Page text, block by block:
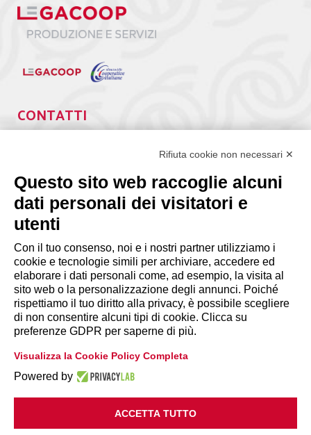
CONTATTI
segreteria@lps.coop
INFORMAZIONI
Disclaimer
Privacy Policy
Cookie Policy|Modifica preferenze
Rifiuta cookie non necessari ✕
Questo sito web raccoglie alcuni
dati personali dei visitatori e
utenti
Con il tuo consenso, noi e i nostri partner utilizziamo i
cookie e tecnologie simili per archiviare, accedere ed
elaborare i dati personali come, ad esempio, la visita al
sito web o la personalizzazione degli annunci. Poiché
rispettiamo il tuo diritto alla privacy, è possibile scegliere
di non consentire alcuni tipi di cookie. Clicca su
preferenze GDPR per saperne di più.
Visualizza la Cookie Policy Completa
Powered by
ACCETTA TUTTO